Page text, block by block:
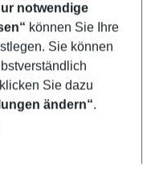
notwendige
können Sie Ihre
Sie können
Sie dazu
ändern“.